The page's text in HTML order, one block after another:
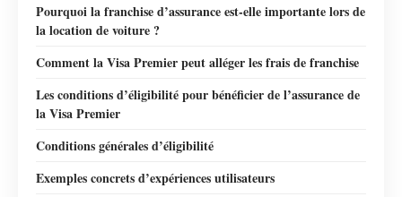
Pourquoi la franchise d’assurance est-elle importante lors de
la location de voiture ?
Comment la Visa Premier peut alléger les frais de franchise
Les conditions d’éligibilité pour bénéficier de l’assurance de
la Visa Premier
Conditions générales d’éligibilité
Exemples concrets d’expériences utilisateurs